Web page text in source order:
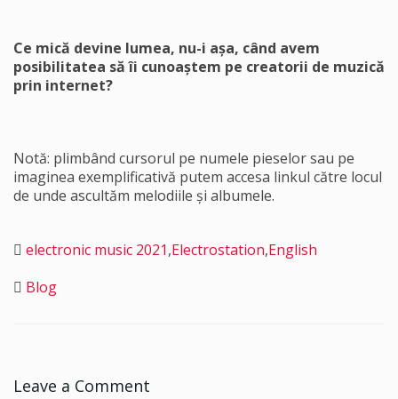
Ce mică devine lumea, nu-i așa, când avem
posibilitatea să îi cunoaștem pe creatorii de muzică
prin internet?
Notă: plimbând cursorul pe numele pieselor sau pe
imaginea exemplificativă putem accesa linkul către locul
de unde ascultăm melodiile și albumele.
electronic music 2021,Electrostation,English
Blog
Leave a Comment